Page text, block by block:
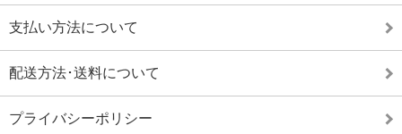
支払い方法について
配送方法･送料について
プライバシーポリシー